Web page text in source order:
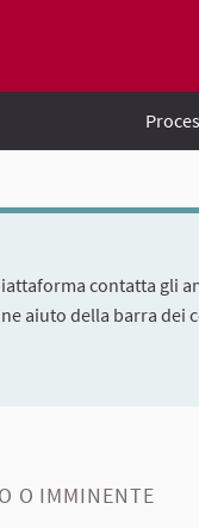
contatta gli
aiuto della barra dei
O IMMINENTE